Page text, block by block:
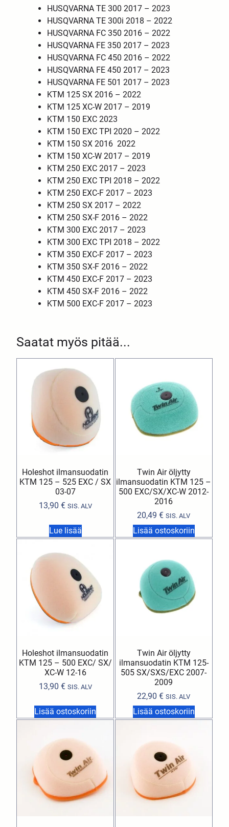
Saatat myös pitää...
Holeshot ilmansuodatin
KTM 125 – 525 EXC / SX
03-07
13,90 € SIS. ALV
Lue lisää
Twin Air öljytty
ilmansuodatin KTM 125 –
500 EXC/SX/XC-W 2012-
2016
20,49€ SIS. ALV
Lisää ostoskoriin
Holeshot ilmansuodatin
KTM 125 – 500 EXC/ SX/
XC-W 12-16
13,90 € SIS. ALV
Lisää ostoskoriin
Twin Air öljytty
ilmansuodatin KTM 125-
505 SX/SXS/EXC 2007-
2009
22,90€ SIS. ALV
Lisää ostoskoriin
HUSQVARNA TE 300 2017 – 2023
HUSQVARNA TE 300i 2018 – 2022
HUSQVARNA FC 350 2016 – 2022
HUSQVARNA FE 350 2017 – 2023
HUSQVARNA FC 450 2016 – 2022
HUSQVARNA FE 450 2017 – 2023
HUSQVARNA FE 501 2017 – 2023
KTM 125 SX 2016 – 2022
KTM 125 XC-W 2017 – 2019
KTM 150 EXC 2023
KTM 150 EXC TPI 2020 – 2022
KTM 150 SX 2016 2022
KTM 150 XC-W 2017 – 2019
KTM 250 EXC 2017 – 2023
KTM 250 EXC TPI 2018 – 2022
KTM 250 EXC-F 2017 – 2023
KTM 250 SX 2017 – 2022
KTM 250 SX-F 2016 – 2022
KTM 300 EXC 2017 – 2023
KTM 300 EXC TPI 2018 – 2022
KTM 350 EXC-F 2017 – 2023
KTM 350 SX-F 2016 – 2022
KTM 450 EXC-F 2017 – 2023
KTM 450 SX-F 2016 – 2022
KTM 500 EXC-F 2017 – 2023